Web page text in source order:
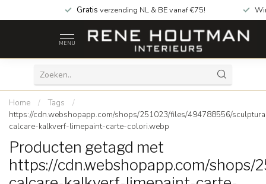
Gratis verzending NL & BE vanaf €75!
MENU
Home / Tags
/
https://cdn.webshopapp.com/shops/251023/files/494788556/
calcare-kalkverf-limepaint-carte-colori.webp
Producten getagd met
https://cdn.webshopapp.com/